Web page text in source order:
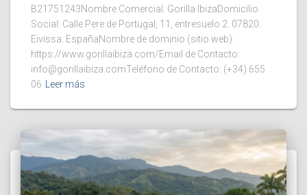
B21751243Nombre Comercial: Gorilla IbizaDomicilio
Social: Calle Pere de Portugal, 11, entresuelo 2. 07820.
Eivissa. EspañaNombre de dominio (sitio web):
https://www.gorillaibiza.com/Email de Contacto:
info@gorillaibiza.comTeléfono de Contacto: (+34) 655
06
Leer más